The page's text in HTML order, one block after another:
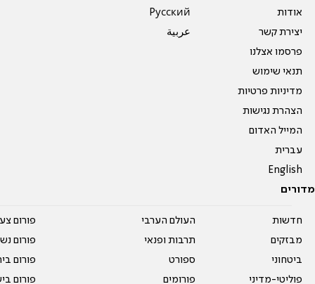
אודות
יצירת קשר
פרסמו אצלנו
תנאי שימוש
מדיניות פרטיות
הצהרת נגישות
המייל האדום
עברית
English
Pусский
عربية
מדורים
חדשות
מבזקים
ביטחוני
פוליטי-מדיני
העולם הערבי
תרבות ופנאי
ספורט
פורומים
פורום
פורום
פורום
פורום